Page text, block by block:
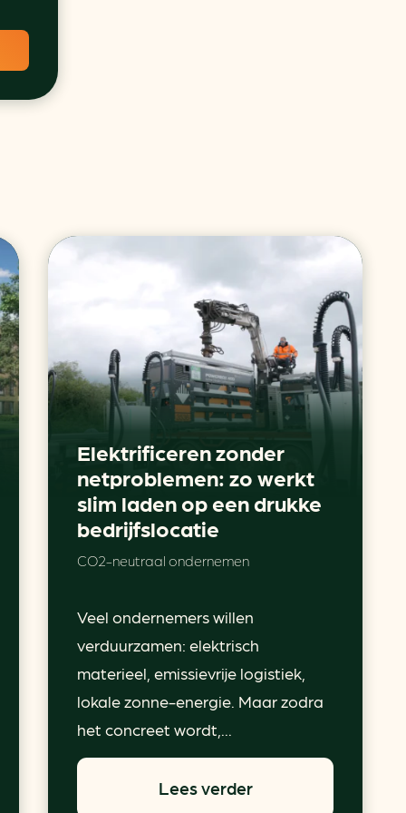
Elektrificeren zonder
netproblemen: zo werkt
slim laden op een drukke
bedrijfslocatie
CO2-neutraal ondernemen
Veel ondernemers willen
verduurzamen: elektrisch
materieel, emissievrije logistiek,
lokale zonne-energie. Maar zodra
het concreet wordt,...
Lees verder